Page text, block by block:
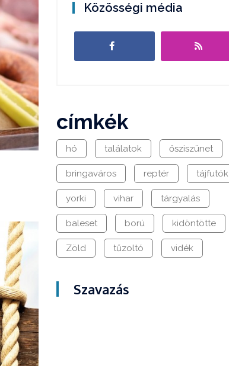
Közösségi média
címkék
hó találatok ősziszünet
bringaváros reptér tájfutók
yorki vihar tárgyalás
baleset ború kidöntötte
Zöld tűzoltó vidék
Szavazás